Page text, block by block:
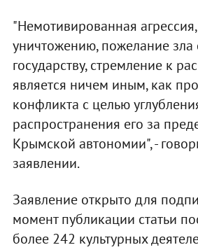
"Немотивированная
уничтожению, пожелание зла
государству, стремление к
является ничем иным, как
конфликта с целью
распространения его за
Крымской автономии", -
заявлении.
Заявление открыто для
момент публикации статьи
более 242 культурных